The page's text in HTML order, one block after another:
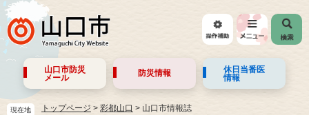
山口市防災
メール
防災情報
休日当番医
情報
現在地 トップページ > 彩都山口 > 山口市情報誌